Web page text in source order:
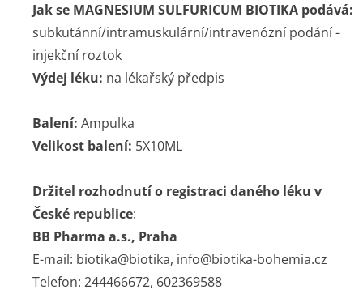
Jak se MAGNESIUM SULFURICUM BIOTIKA podává:
subkutánní/intramuskulární/intravenózní podání -
injekční roztok
Výdej léku: na lékařský předpis
Balení: Ampulka
Velikost balení: 5X10ML
Držitel rozhodnutí o registraci daného léku v
České republice:
BB Pharma a.s., Praha
E-mail: biotika@biotika, info@biotika-bohemia.cz
Telefon: 244466672, 602369588